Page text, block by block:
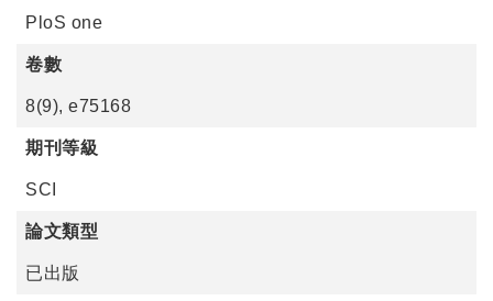
PloS one
卷數
8(9), e75168
期刊等級
SCI
論文類型
已出版